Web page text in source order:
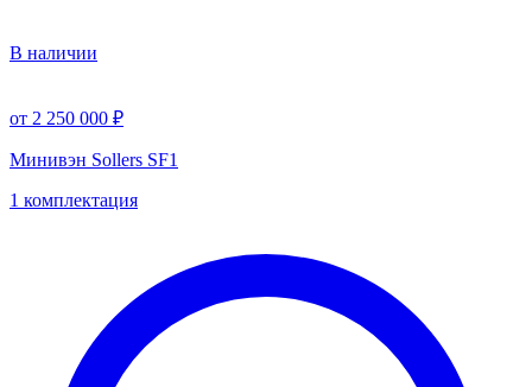
В наличии
от 2 250 000 ₽
Минивэн Sollers SF1
1 комплектация